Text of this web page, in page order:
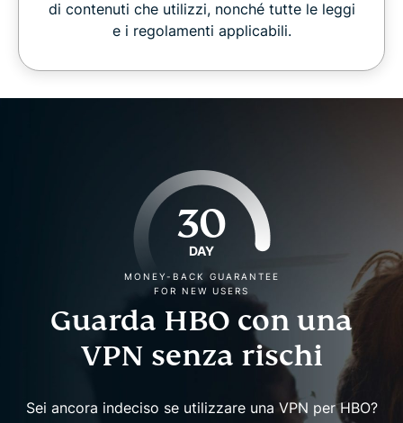
di contenuti che utilizzi, nonché tutte le leggi
e i regolamenti applicabili.
30
DAY
MONEY-BACK GUARANTEE
FOR NEW USERS
Guarda HBO con una
VPN senza rischi
Sei ancora indeciso se utilizzare una VPN per HBO?